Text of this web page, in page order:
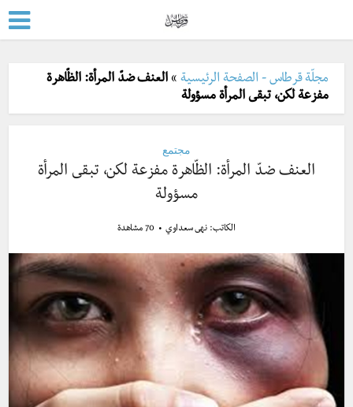
مجلّة قرطاس - الصفحة الرئيسية »العنف ضدّ المرأة: الظّاهرة
مفزعة لكن، تبقى المرأة مسؤولة
مجتمع
العنف ضدّ المرأة: الظّاهرة مفزعة لكن، تبقى المرأة
مسؤولة
الكاتب: نهى سعداوي 70 مشاهدة